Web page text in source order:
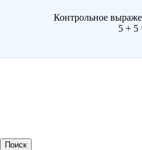
Контрольное
5 + 5